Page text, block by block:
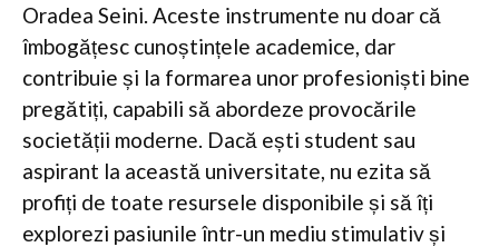
Oradea Seini. Aceste instrumente nu doar că
îmbogățesc cunoștințele academice, dar
contribuie și la formarea unor profesioniști bine
pregătiți, capabili să abordeze provocările
societății moderne. Dacă ești student sau
aspirant la această universitate, nu ezita să
profiți de toate resursele disponibile și să îți
explorezi pasiunile într-un mediu stimulativ și